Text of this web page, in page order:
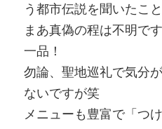
う都市伝説を聞いたこ
まあ真偽の程は不明で
一品！
勿論、聖地巡礼で気分
ないですが笑
メニューも豊富で「つ